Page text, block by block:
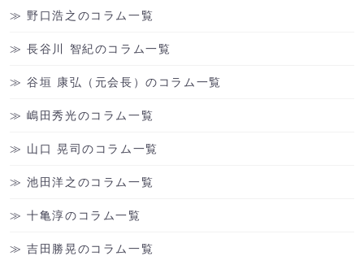
野口浩之のコラム一覧
長谷川 智紀のコラム一覧
谷垣 康弘（元会長）のコラム一覧
嶋田秀光のコラム一覧
山口 晃司のコラム一覧
池田洋之のコラム一覧
十亀淳のコラム一覧
吉田勝晃のコラム一覧